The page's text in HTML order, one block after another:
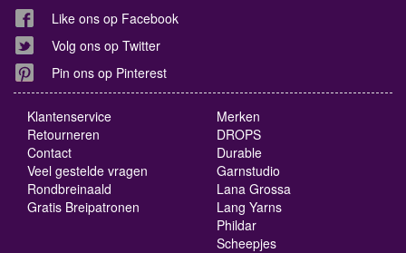
Like ons op Facebook
Volg ons op Twitter
Pin ons op Pinterest
Klantenservice
Retourneren
Contact
Veel gestelde vragen
Rondbreinaald
Gratis Breipatronen
Merken
DROPS
Durable
Garnstudio
Lana Grossa
Lang Yarns
Phildar
Scheepjes